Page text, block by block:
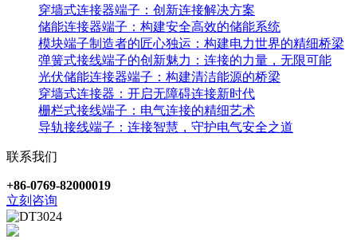
穿墙式连接器端子：创新连接解决方案
储能连接器端子：构建安全高效的储能系统
模块端子制造者的匠心独运：构建电力世界的精细桥梁
弹簧式接线端子的创新魅力：连接的力量，无限可能
光伏储能连接器端子：构建清洁能源的桥梁
穿墙式连接器：开启无障碍连接新时代
栅栏式接线端子：电气连接的精细艺术
导轨接线端子：连接智慧，守护电气安全之道
联系我们
+86-0769-82000019
立刻咨询